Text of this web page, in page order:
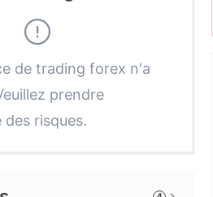
de trading forex n'a
prendre
des risques.